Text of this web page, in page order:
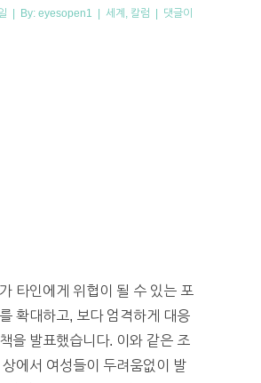
| By: eyesopen1 | 세계 칼럼 | 댓글이
타인에게 위협이 될 수 있는 포
확대하고, 보다 엄격하게 대응
을 발표했습니다. 이와 같은 조
에서 여성들이 두려움없이 발